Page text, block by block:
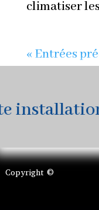
climatiser
« Entrées
Copyright ©